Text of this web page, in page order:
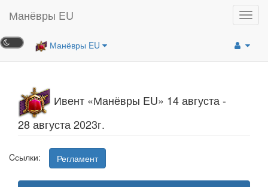
Манёвры EU
Манёвры EU
Ивент «Манёвры EU» 14 августа -
28 августа 2023г.
Cсылки: Регламент